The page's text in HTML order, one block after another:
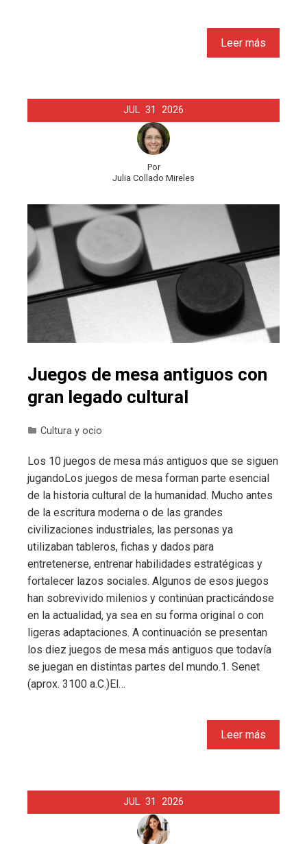
Leer más
JUL 31 2026
Por
Julia Collado Mireles
Juegos de mesa antiguos con
gran legado cultural
Cultura y ocio
Los 10 juegos de mesa más antiguos que se siguen
jugandoLos juegos de mesa forman parte esencial
de la historia cultural de la humanidad. Mucho antes
de la escritura moderna o de las grandes
civilizaciones industriales, las personas ya
utilizaban tableros, fichas y dados para
entretenerse, entrenar habilidades estratégicas y
fortalecer lazos sociales. Algunos de esos juegos
han sobrevivido milenios y continúan practicándose
en la actualidad, ya sea en su forma original o con
ligeras adaptaciones. A continuación se presentan
los diez juegos de mesa más antiguos que todavía
se juegan en distintas partes del mundo.1. Senet
(aprox. 3100 a.C.)El…
Leer más
JUL 31 2026